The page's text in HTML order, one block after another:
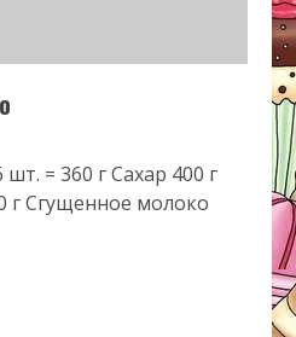
= 360 г Сахар 400 г
г Сгущенное молоко